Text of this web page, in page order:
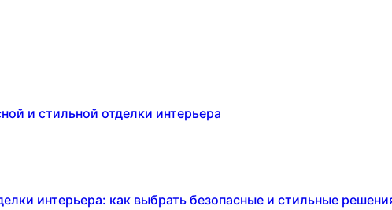
и стильной отделки интерьера
интерьера: как выбрать безопасные и стильные